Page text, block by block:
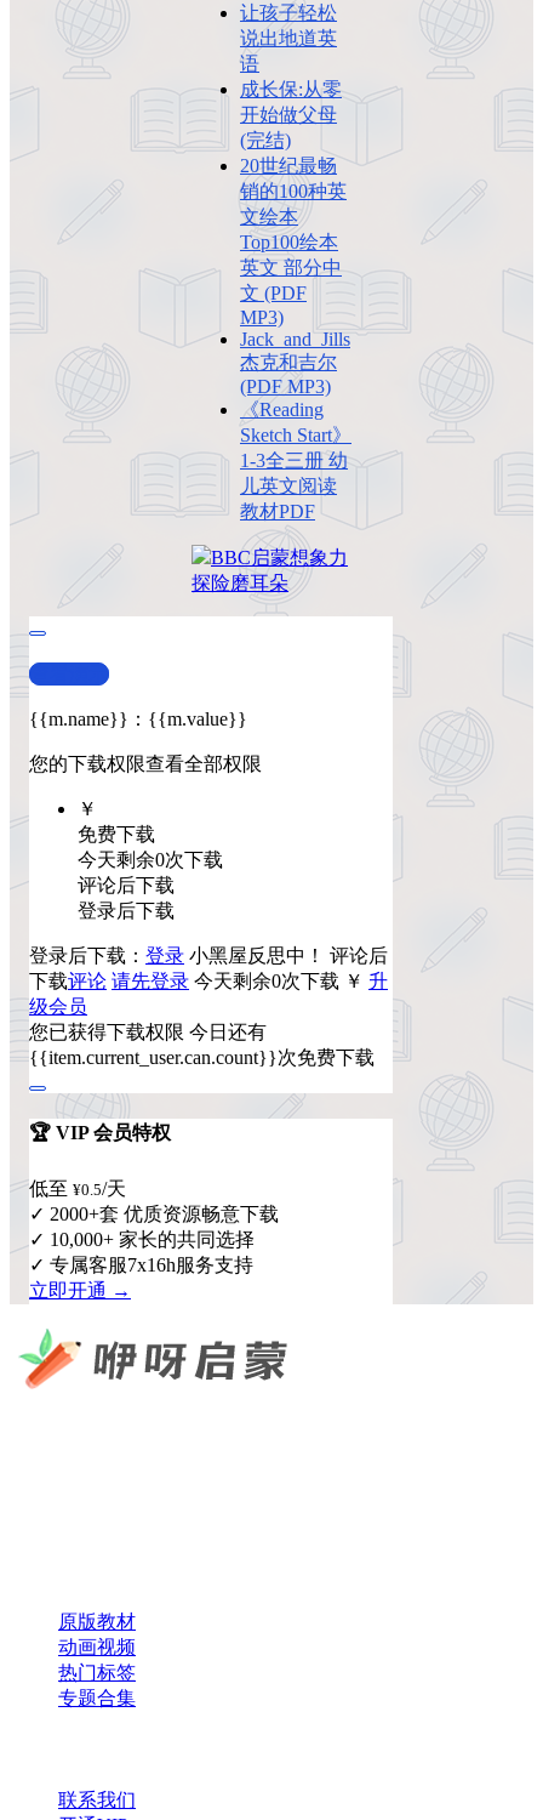
让孩子轻松
说出地道英
语
成长保:从零
开始做父母
(完结)
20世纪最畅
销的100种英
文绘本
Top100绘本
英文 部分中
文 (PDF
MP3)
Jack_and_Jills
杰克和吉尔
(PDF MP3)
《Reading
Sketch Start》
1-3全三册 幼
儿英文阅读
教材PDF
BBC启蒙想象力
探险磨耳朵
查看演示
{{m.name}} ： {{m.value}}
您的下载权限查看全部权限
￥
免费下载
今天剩余0次下载
评论后下载
登录后下载
登录后下载： 登录 小黑屋反思中！ 评论后
下载评论 请先登录 今天剩余0次下载 ￥ 升
级会员
您已获得下载权限 今日还有
{{item.current_user.can.count}}次免费下载
🏆 VIP 会员特权
低至 ¥0.5/天
✓ 2000+套 优质资源畅意下载
✓ 10,000+ 家长的共同选择
✓ 专属客服7x16h服务支持
立即开通 →
原版教材
动画视频
热门标签
专题合集
联系我们